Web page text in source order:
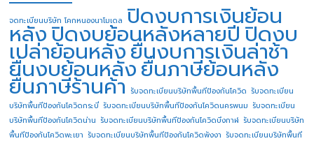
จดทะเบียนบริษัท โคกหนองนาโมเดล ปิดงบการเงินย้อน
หลังปิดงบย้อนหลังหลายปี ปิดงบ
เปล่าย้อนหลังยื่นงบการเงินล่าช้า
ยื่นงบย้อนหลังยื่นภาษีย้อนหลัง
ยื่นภาษีร้านค้า รับจดทะเบียนบริษัทพื้นทีป้องกันโควิด รับจดทะเบียน
บริษัทพื้นทีป้องกันโควิดกระบี่ รับจดทะเบียนบริษัทพื้นทีป้องกันโควิดนครพนม รับจดทะเบียน
บริษัทพื้นทีป้องกันโควิดน่าน รับจดทะเบียนบริษัทพื้นทีป้องกันโควิดบึงกาฬ รับจดทะเบียนบริษัท
พื้นทีป้องกันโควิดพะเยา รับจดทะเบียนบริษัทพื้นทีป้องกันโควิดพังงา รับจดทะเบียนบริษัทพื้นที